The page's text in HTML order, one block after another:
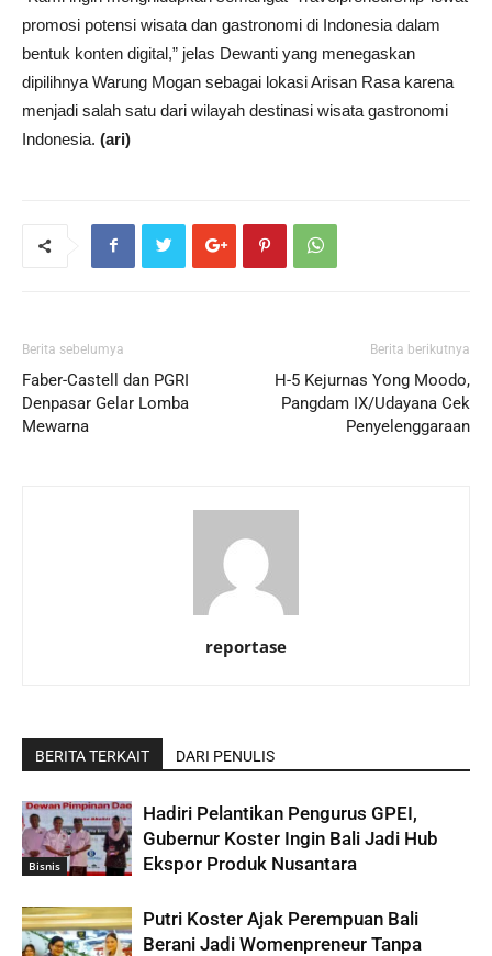
promosi potensi wisata dan gastronomi di Indonesia dalam
bentuk konten digital,” jelas Dewanti yang menegaskan
dipilihnya Warung Mogan sebagai lokasi Arisan Rasa karena
menjadi salah satu dari wilayah destinasi wisata gastronomi
Indonesia. (ari)
Berita sebelumya
Faber-Castell dan PGRI
Denpasar Gelar Lomba
Mewarna
Berita berikutnya
H-5 Kejurnas Yong Moodo,
Pangdam IX/Udayana Cek
Penyelenggaraan
reportase
BERITA TERKAIT DARI PENULIS
Bisnis
Hadiri Pelantikan Pengurus GPEI,
Gubernur Koster Ingin Bali Jadi Hub
Ekspor Produk Nusantara
Putri Koster Ajak Perempuan Bali
Berani Jadi Womenpreneur Tanpa